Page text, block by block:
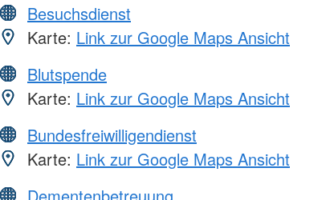
Besuchsdienst
Karte: Link zur Google Maps Ansicht
Blutspende
Karte: Link zur Google Maps Ansicht
Bundesfreiwilligendienst
Karte: Link zur Google Maps Ansicht